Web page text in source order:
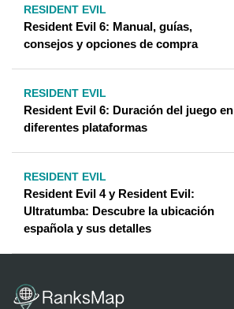
RESIDENT EVIL
Resident Evil 6: Manual, guías,
consejos y opciones de compra
RESIDENT EVIL
Resident Evil 6: Duración del juego en
diferentes plataformas
RESIDENT EVIL
Resident Evil 4 y Resident Evil:
Ultratumba: Descubre la ubicación
española y sus detalles